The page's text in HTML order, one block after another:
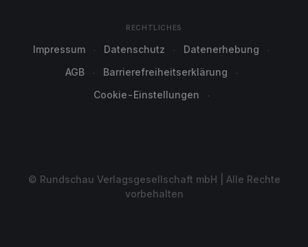
RECHTLICHES
Impressum Datenschutz
Datenerhebung
AGB
Barrierefreiheitserklärung
Cookie-Einstellungen
© Rundschau Verlagsgesellschaft mbH | Alle Rechte
vorbehalten